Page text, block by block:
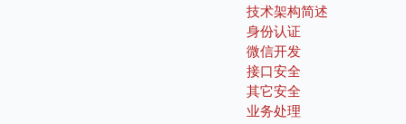
技术架构简述
身份认证
微信开发
接口安全
其它安全
业务处理